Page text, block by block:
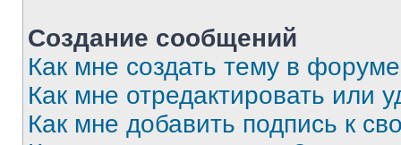
Создание сообщений
Как мне создать тему в
Как мне отредактировать или
Как мне добавить подпись к